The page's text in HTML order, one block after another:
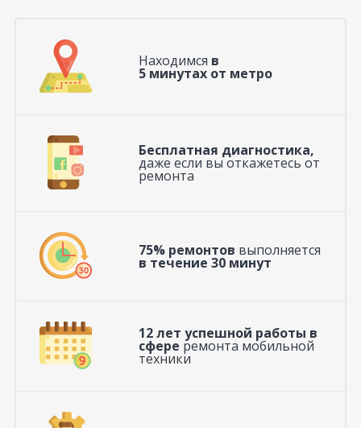
Находимся в
5 минутах от метро
Бесплатная диагностика,
даже если вы откажетесь от
ремонта
75% ремонтов выполняется
в течение 30 минут
12 лет успешной работы в
сфере ремонта мобильной
техники